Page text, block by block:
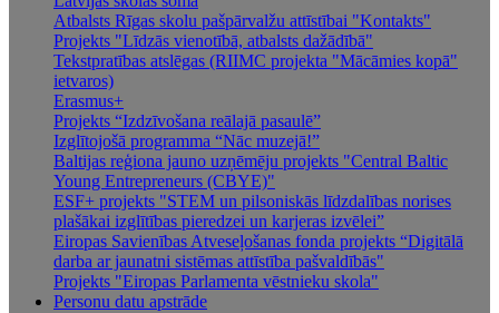
Atbalsts Rīgas skolu pašpārvalžu attīstībai "Kontakts"
Projekts "Līdzās vienotībā, atbalsts dažādībā"
Tekstpratības atslēgas (RIIMC projekta "Mācāmies kopā"
ietvaros)
Erasmus+
Projekts “Izdzīvošana reālajā pasaulē”
Izglītojošā programma “Nāc muzejā!”
Baltijas reģiona jauno uzņēmēju projekts "Central Baltic
Young Entrepreneurs (CBYE)"
ESF+ projekts "STEM un pilsoniskās līdzdalības norises
plašākai izglītības pieredzei un karjeras izvēlei”
Eiropas Savienības Atveseļošanas fonda projekts “Digitālā
darba ar jaunatni sistēmas attīstība pašvaldībās"
Projekts "Eiropas Parlamenta vēstnieku skola"
Personu datu apstrāde